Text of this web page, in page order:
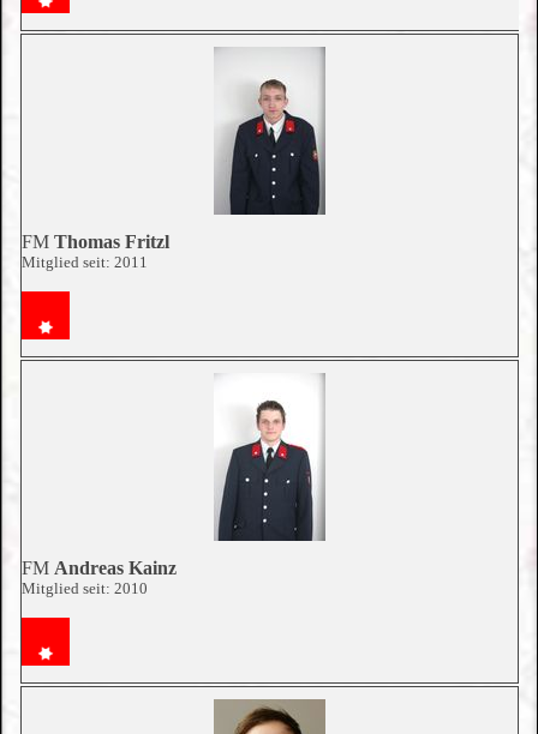
FM Thomas Fritzl
Mitglied seit: 2011
FM Andreas Kainz
Mitglied seit: 2010